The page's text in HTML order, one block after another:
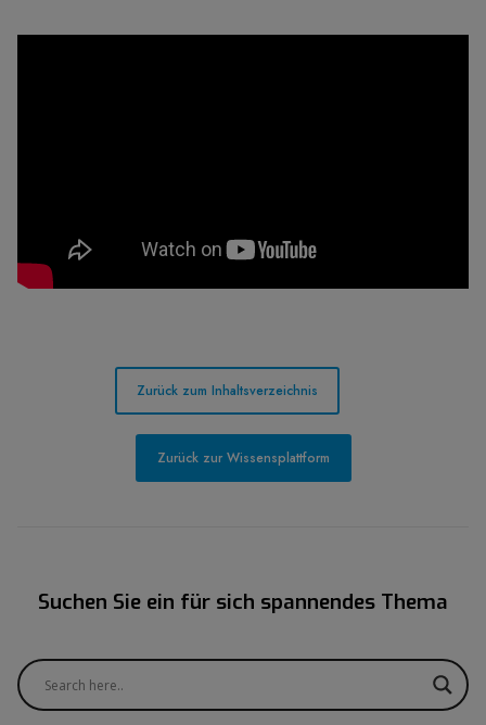
Zurück zum Inhaltsverzeichnis
Zurück zur Wissensplattform
Suchen Sie ein für sich spannendes Thema